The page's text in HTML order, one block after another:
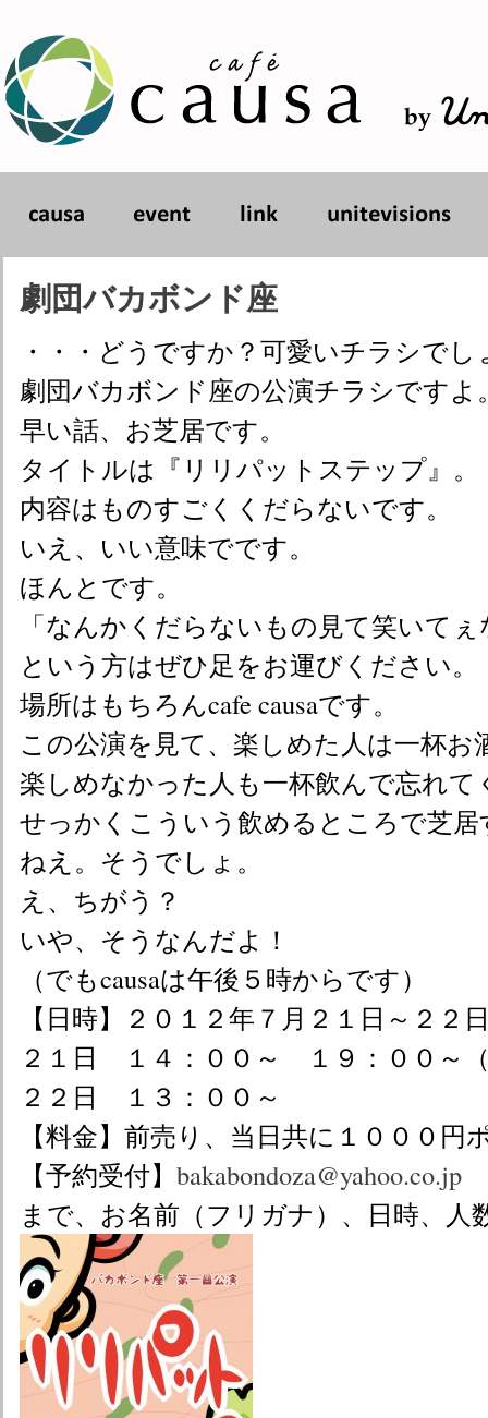
劇団バカボンド座
・・・どうですか？可愛いチラシでし
劇団バカボンド座の公演チラシですよ
早い話、お芝居です。
タイトルは『リリパットステップ』。
内容はものすごくくだらないです。
いえ、いい意味でです。
ほんとです。
「なんかくだらないもの見て笑いて
という方はぜひ足をお運びください。
場所はもちろんcafe causaです。
この公演を見て、 楽しめた人は一杯お
楽しめなかった人も一杯飲んで忘れて
せっかくこういう飲めるところで芝
ねえ。そうでしょ。
え、ちがう？
いや、そうなんだよ！
（でもcausaは午後５時からです）
【日時】２０１２年７月２１日～２２
２１日 １４：００～ １９：００～
２２日 １３：００～
【料金】前売り、当日共に１０００円
【予約受付】 bakabondoza@yahoo.co.jp
まで、お名前（フリガナ）、日時、